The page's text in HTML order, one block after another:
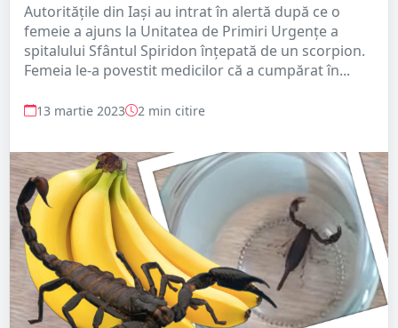
Autoritățile din Iași au intrat în alertă după ce o
femeie a ajuns la Unitatea de Primiri Urgențe a
spitalului Sfântul Spiridon înțepată de un scorpion.
Femeia le-a povestit medicilor că a cumpărat în...
13 martie 2023 2 min citire